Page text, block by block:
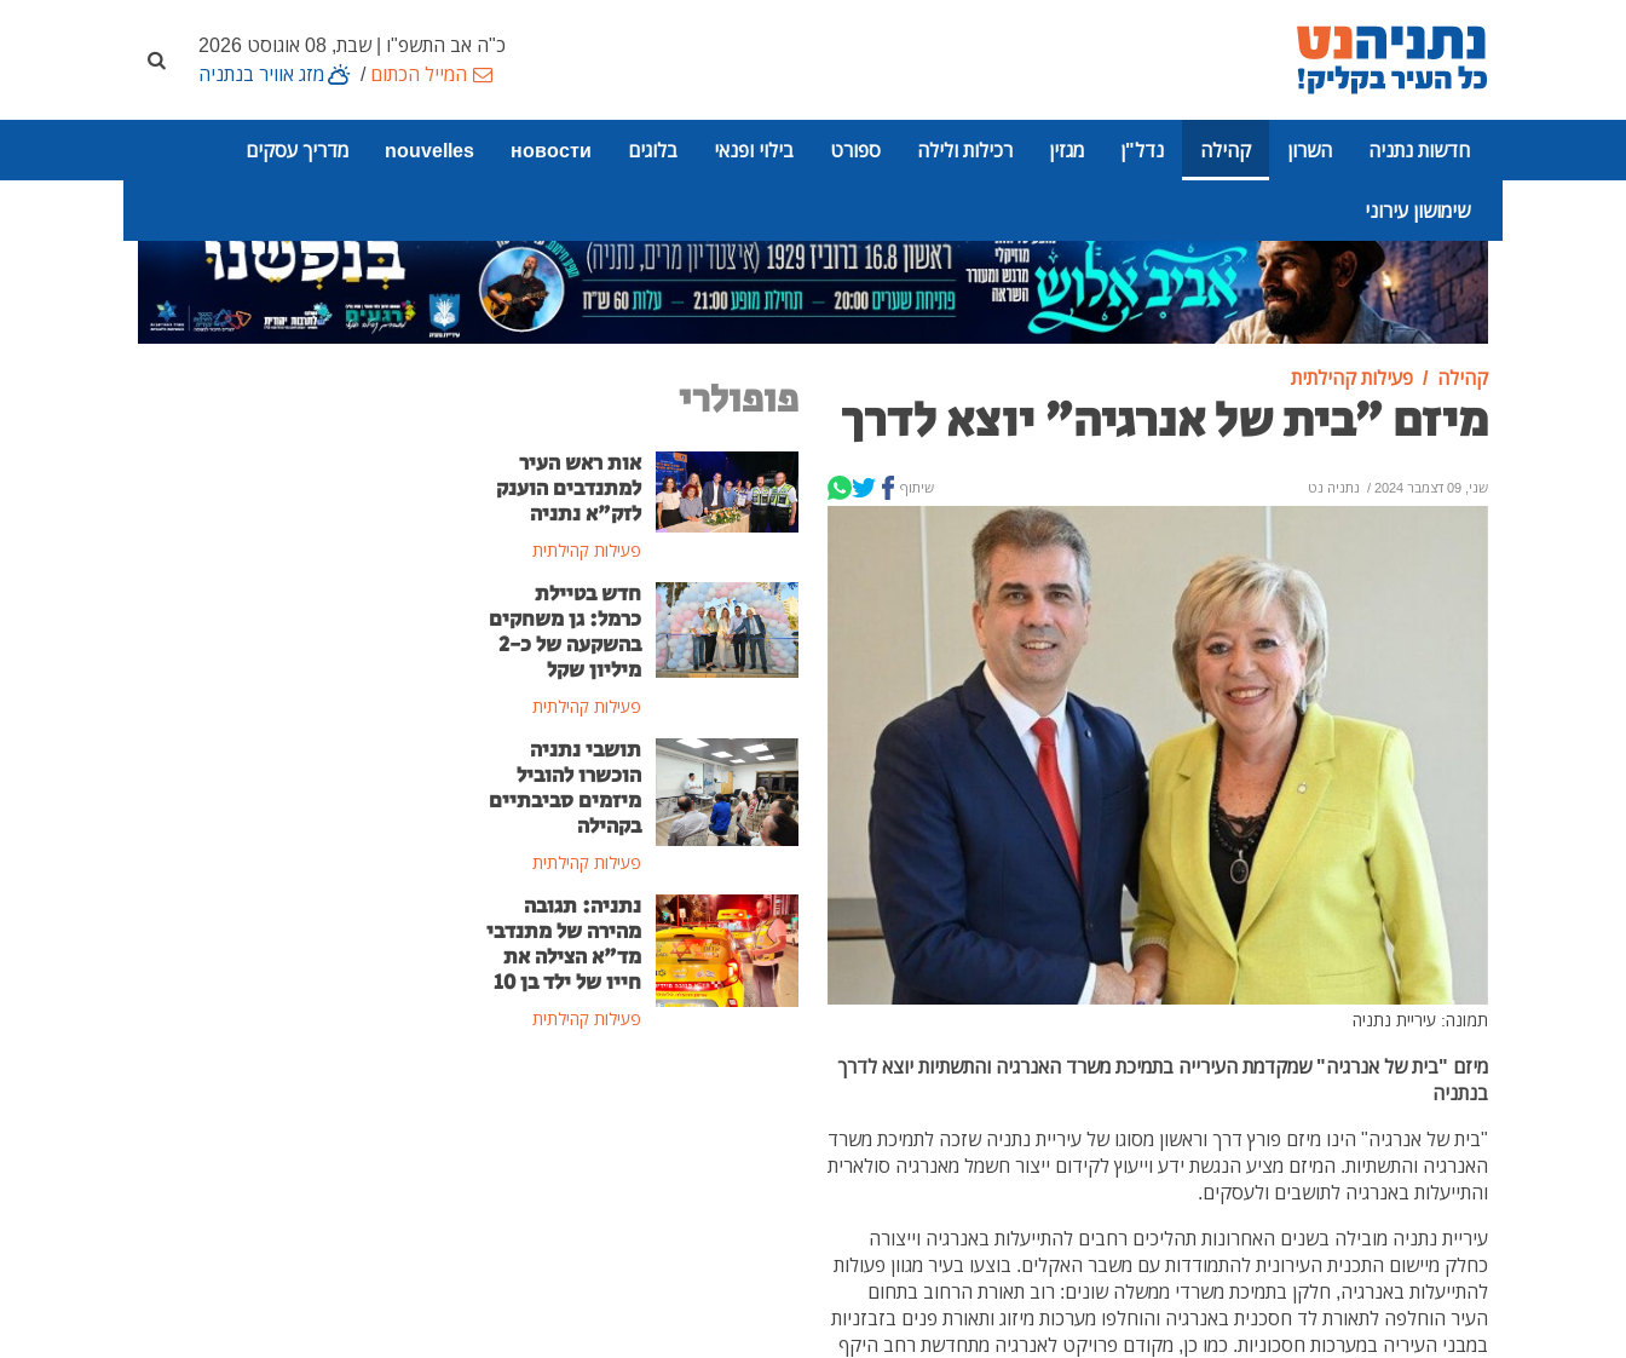
כ"ה אב התשפ"ו | שבת, 08 אוגוסט 2026
המייל הכתום/ מזג אוויר בנתניה
חדשות נתניה השרון קהילה נדל"ן מגזין רכילות ולילה ספורט בילוי ופנאי בלוגים новости
nouvelles מדריך עסקים
שימושון עירוני
פרסומת
קהילה פעילות קהילתית
מיזם "בית של אנרגיה" יוצא לדרך
שני, 09 דצמבר 2024 / נתניה נט שיתוף
תמונה: עיריית נתניה
מיזם "בית של אנרגיה" שמקדמת העירייה בתמיכת משרד האנרגיה והתשתיות יוצא לדרך
בנתניה
"בית של אנרגיה" הינו מיזם פורץ דרך וראשון מסוגו של עיריית נתניה שזכה לתמיכת משרד
האנרגיה והתשתיות. המיזם מציע הנגשת ידע וייעוץ לקידום ייצור חשמל מאנרגיה סולארית
והתייעלות באנרגיה לתושבים ולעסקים.
עיריית נתניה מובילה בשנים האחרונות תהליכים רחבים להתייעלות באנרגיה וייצורה
כחלק מיישום התכנית העירונית להתמודדות עם משבר האקלים. בוצעו בעיר מגוון פעולות
להתייעלות באנרגיה, חלקן בתמיכת משרדי ממשלה שונים: רוב תאורת הרחוב בתחום
העיר הוחלפה לתאורת לד חסכנית באנרגיה והוחלפו מערכות מיזוג ותאורת פנים בזבזניות
במבני העיריה במערכות חסכוניות. כמו כן, מקודם פרויקט לאנרגיה מתחדשת רחב היקף
פופולרי
אות ראש העיר
למתנדבים הוענק
לזק"א נתניה
פעילות קהילתית
חדש בטיילת
כרמל: גן משחקים
בהשקעה של כ-2
מיליון שקל
פעילות קהילתית
תושבי נתניה
הוכשרו להוביל
מיזמים סביבתיים
בקהילה
פעילות קהילתית
נתניה: תגובה
מהירה של מתנדבי
מד"א הצילה את
חייו של ילד בן 10
פעילות קהילתית